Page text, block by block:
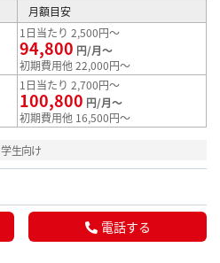
月額目安
1日当たり 2,500円～
94,800 円/月～
初期費用他 22,000円～
1日当たり 2,700円～
100,800 円/月～
初期費用他 16,500円～
学生向け
電話する